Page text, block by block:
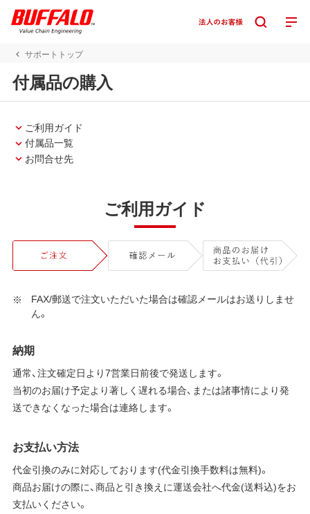
サポートトップ
付属品の購入
ご利用ガイド
付属品一覧
お問合せ先
ご利用ガイド
FAX/郵送で注文いただいた場合は確認メールはお送りしませ
ん。
納期
通常、注文確定日より7営業日前後で発送します。
当初のお届け予定より著しく遅れる場合、または諸事情により発
送できなくなった場合は連絡します。
お支払い方法
代金引換のみに対応しております(代金引換手数料は無料)。
商品お届けの際に、商品と引き換えに運送会社へ代金(送料込)をお
支払いください。